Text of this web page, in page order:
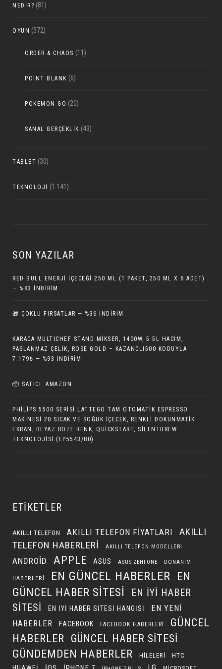
NEDIR? (81)
OYUN (572)
ORDER & CHAOS (11)
POINT BLANK (6)
POKEMON GO (20)
SANAL GERÇEKLIK (43)
TABLET (30)
TEKNOLOJI (1.141)
SON YAZILAR
RED BULL ENERJI İÇECEĞI 250 ML (1 PAKET, 250 ML X 6 ADET)
— %83 İNDIRIM
🎁 ÇOKLU FIRSATLAR — %36 İNDIRIM
KARACA MULTICHEF STAND MIKSER, 1400W, 5.5L HACIM,
PASLANMAZ ÇELIK, ROSE GOLD – KAZANCLI500 KODUYLA
7.179₺ — %93 İNDIRIM
📦 SATICI: AMAZON
PHILIPS 5500 SERISI LATTEGO TAM OTOMATIK ESPRESSO
MAKINESI 20 SICAK VE SOĞUK İÇECEK, RENKLI DOKUNMATIK
EKRAN, BEYAZ ROZE RENK, QUICKSTART, SILENTBREW
TEKNOLOJISI (EP5543/80)
ETIKETLER
AKILLI TELEFON AKILLI TELEFON FIYATLARI
AKILLI
TELEFON HABERLERI
AKILLI TELEFON MODELLERI
ANDROID APPLE ASUS ASUS ZENFONE DONANIM
HABERLERI EN GÜNCEL HABERLER EN
GÜNCEL HABER SITESI
EN IYI HABER
SITESI
EN IYI HABER SITESI HANGISI
EN YENI
HABERLER
FACEBOOK FACEBOOK HABERLERI
GÜNCEL
HABERLER
GÜNCEL HABER SITESI
GÜNDEMDEN HABERLER HILELERI HTC